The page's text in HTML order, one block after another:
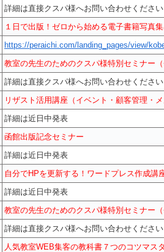
詳細は直接クスパ様へお問い合わせください
１日で出版！ゼロから始める電子書籍写真
https://peraichi.com/landing_pages/view/
教室の先生のためのクスパ様特別セミナー
詳細は直接クスパ様へお問い合わせください
リザスト活用講座（イベント・顧客管理・
詳細は近日中発表
函館出版記念セミナー
詳細は近日中発表
自分でHPを更新する！ワードプレス作成講
詳細は近日中発表
教室の先生のためのクスパ様特別セミナー
詳細は直接クスパ様へお問い合わせください
人気教室WEB集客の教科書７つのコツマス